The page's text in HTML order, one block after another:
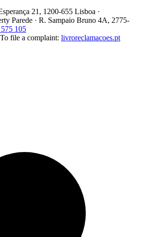
21, 1200-655 Lisboa ·
Parede · R. Sampaio Bruno 4A, 2775-
105
To file a complaint: livroreclamacoes.pt